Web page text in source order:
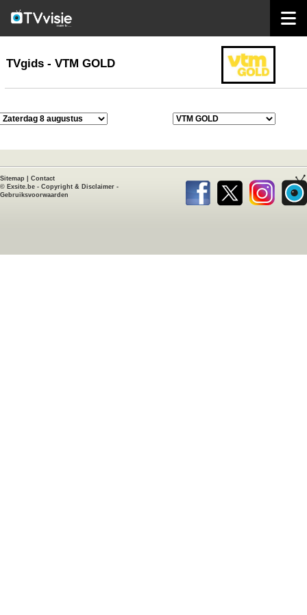
TVgids
TVgids - VTM GOLD
Sitemap
Contact
© Exsite.be - Copyright & Disclaimer -
Gebruiksvoorwaarden